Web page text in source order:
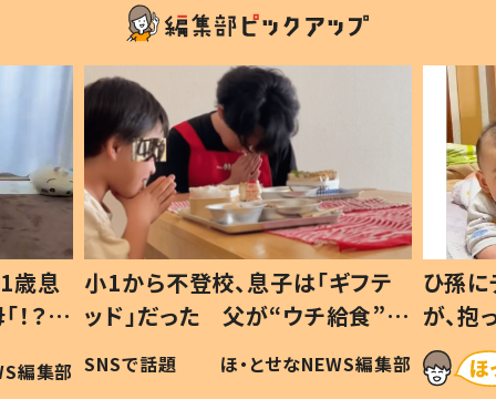
ギフテ
給食”を
編集部
ひ孫にデレデレな80歳じいじ
が、抱っこすると…ひ孫の反応に
「涙が出ました」「可愛くて仕方な
い」
ほ・とせなNEWS編集部